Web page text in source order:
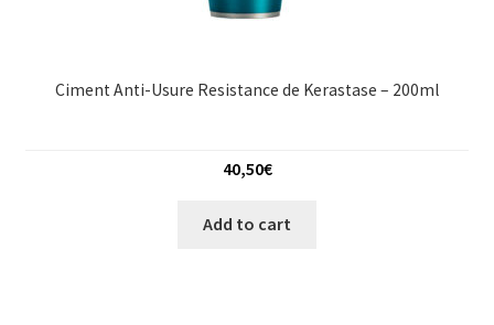
Ciment Anti-Usure Resistance de Kerastase – 200ml
40,50€
Add to cart